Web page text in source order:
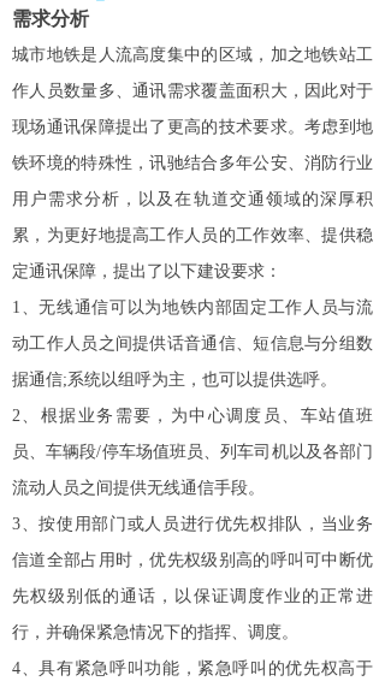
需求分析
城市地铁是人流高度集中的区域，加之地铁站工
作人员数量多、通讯需求覆盖面积大，因此对于
现场通讯保障提出了更高的技术要求。考虑到地
铁环境的特殊性，讯驰结合多年公安、消防行业
用户需求分析，以及在轨道交通领域的深厚积
累，为更好地提高工作人员的工作效率、提供稳
定通讯保障，提出了以下建设要求：
1、无线通信可以为地铁内部固定工作人员与流
动工作人员之间提供话音通信、短信息与分组数
据通信;系统以组呼为主，也可以提供选呼。
2、根据业务需要，为中心调度员、车站值班
员、车辆段/停车场值班员、列车司机以及各部门
流动人员之间提供无线通信手段。
3、按使用部门或人员进行优先权排队，当业务
信道全部占用时，优先权级别高的呼叫可中断优
先权级别低的通话，以保证调度作业的正常进
行，并确保紧急情况下的指挥、调度。
4、具有紧急呼叫功能，紧急呼叫的优先权高于